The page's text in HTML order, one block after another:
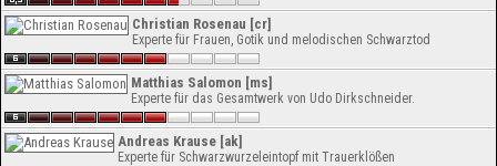
Christian Rosenau [cr]
Experte für Frauen, Gotik und melodischen Schwarztod
Matthias Salomon [ms]
Experte für das Gesamtwerk von Udo Dirkschneider.
Andreas Krause [ak]
Experte für Schwarzwurzeleintopf mit Trauerklößen